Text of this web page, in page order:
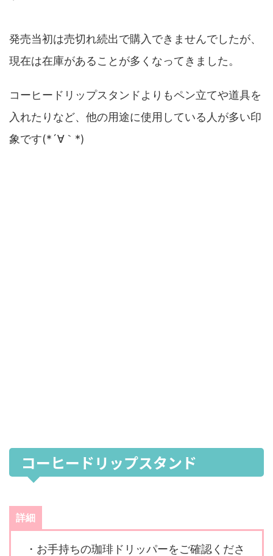
発売当初は売切れ続出で購入できませんでしたが、
現在は在庫があることが多くなってきました。
コーヒードリップスタンドよりもペン立てや道具を
入れたりなど、他の用途に使用している人が多い印
象です(*´∀｀*)
コーヒードリップスタンド
詳細
・お手持ちの珈琲ドリッパーをご確認くださ